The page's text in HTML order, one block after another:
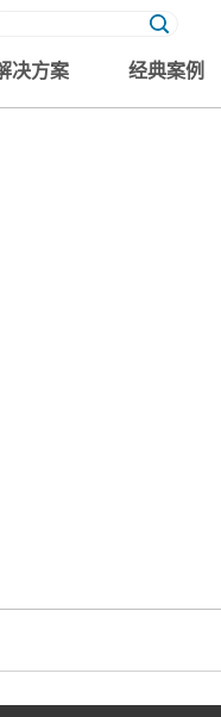
决方案 经典案例